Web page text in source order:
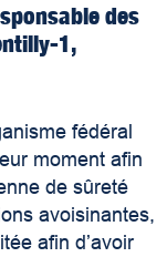
des
1,
fédéral
moment afin
de sûreté
avoisinantes,
afin d’avoir